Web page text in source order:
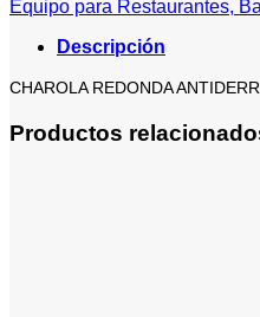
Equipo para Restaurantes,
Descripción
CHAROLA REDONDA
Productos